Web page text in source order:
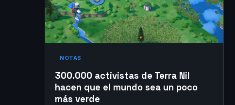
NOTAS
300.000 activistas de Terra Nil
hacen que el mundo sea un poco
más verde